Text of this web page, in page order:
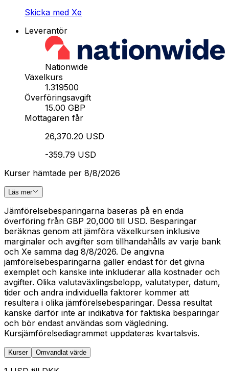
Skicka med Xe
Leverantör
Nationwide
Växelkurs
1.319500
Överföringsavgift
15.00 GBP
Mottagaren får
26,370.20 USD
-359.79 USD
Kurser hämtade per 8/8/2026
Läs mer
Jämförelsebesparingarna baseras på en enda
överföring från GBP 20,000 till USD. Besparingar
beräknas genom att jämföra växelkursen inklusive
marginaler och avgifter som tillhandahålls av varje bank
och Xe samma dag 8/8/2026. De angivna
jämförelsebesparingarna gäller endast för det givna
exemplet och kanske inte inkluderar alla kostnader och
avgifter. Olika valutaväxlingsbelopp, valutatyper, datum,
tider och andra individuella faktorer kommer att
resultera i olika jämförelsebesparingar. Dessa resultat
kanske därför inte är indikativa för faktiska besparingar
och bör endast användas som vägledning.
Kursjämförelsediagrammet uppdateras kvartalsvis.
Kurser Omvandlat värde